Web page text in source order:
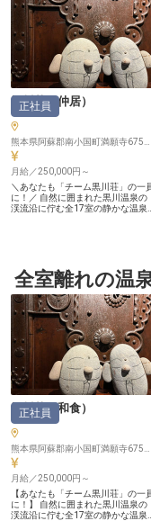
黒川荘（仲居）
正社員
月給／250,000円～
＼あなたも「チーム黒川荘」の一
に！／ 自然に囲まれた黒川温泉の
渓流沿に佇む全17室の静かな温泉
一人一人の個性や強みを活し、お互
いに助け合いながら一つのチーム
して業務を進めています。 ＼笑顔
で働ける環境づくりにも注力！／
★年末年始に休館日を設定（4日
間） ☆月1.2万円、家具家電つき個
室寮（徒歩2分） ★昇給（ある日突
然）賞与（年2回） ☆勤務日の昼
食、夜食は無料 ★シフト希望の相
談OK ☆温泉入り放題 etc ＼新たな
宿の歴史を作るワクワク感！／ 当
宿は24年8月1日にリニューアルオ
ープンしたばかり。そのため、新た
な宿の歴史作りに携わるというレア
な経験を積むことも可能です。
「会社を創るのは従業員」という考
えのもと、働きがいはもちろん、ス
タッフの人生や生活、そして心の豊
かさにもつながるような宿でありた
いと考えています。ぜひ、私たちと
一緒に、人として、社会人として
長しませんか？
全室離れの温
黒川荘（和食）
正社員
月給／250,000円～
【あなたも「チーム黒川荘」の一
に！】 自然に囲まれた黒川温泉の
渓流沿に佇む全17室の静かな温泉